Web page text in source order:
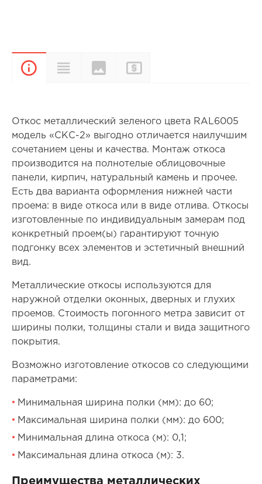
ОписаниеХарактеристики
Цвета и
покрытия
Откос металлический зеленого цвета RAL6005
модель «СКС-2» выгодно отличается наилучшим
сочетанием цены и качества. Монтаж откоса
производится на полнотелые облицовочные
панели, кирпич, натуральный камень и прочее.
Есть два варианта оформления нижней части
проема: в виде откоса или в виде отлива. Откосы
изготовленные по индивидуальным замерам под
конкретный проем(ы) гарантируют точную
подгонку всех элементов и эстетичный внешний
вид.
Металлические откосы используются для
наружной отделки оконных, дверных и глухих
проемов. Стоимость погонного метра зависит от
ширины полки, толщины стали и вида защитного
покрытия.
Возможно изготовление откосов со следующими
параметрами:
Минимальная ширина полки (мм): до 60;
Максимальная ширина полки (мм): до 600;
Минимальная длина откоса (м): 0,1;
Максимальная длина откоса (м): 3.
Преимущества металлических